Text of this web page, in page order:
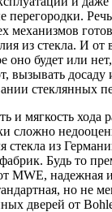
перегородки.
механизмов
из стекла. И
оно будет или
вызывать досаду
стеклянных
и мягкость хода
сложно
стекла из
Будь то
MWE, надежная
но не
дверей от